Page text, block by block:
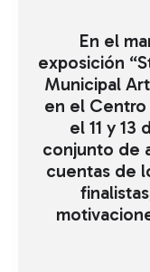
En el
exposición
Municipal
en el
el 11 y 13
conjunto de
cuentas de